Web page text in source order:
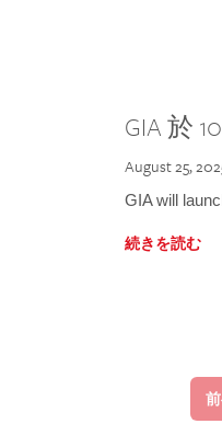
GIA 於
August 25,
GIA will
続きを読む